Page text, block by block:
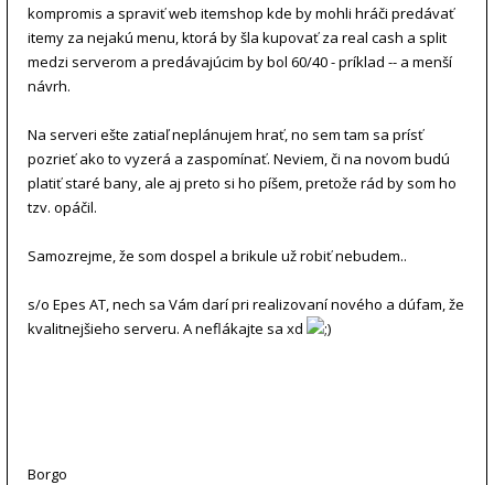
kompromis a spraviť web itemshop kde by mohli hráči predávať
itemy za nejakú menu, ktorá by šla kupovať za real cash a split
medzi serverom a predávajúcim by bol 60/40 - príklad -- a menší
návrh.
Na serveri ešte zatiaľ neplánujem hrať, no sem tam sa prísť
pozrieť ako to vyzerá a zaspomínať. Neviem, či na novom budú
platiť staré bany, ale aj preto si ho píšem, pretože rád by som ho
tzv. opáčil.
Samozrejme, že som dospel a brikule už robiť nebudem..
s/o Epes AT, nech sa Vám darí pri realizovaní nového a dúfam, že
kvalitnejšieho serveru. A neflákajte sa xd
Borgo